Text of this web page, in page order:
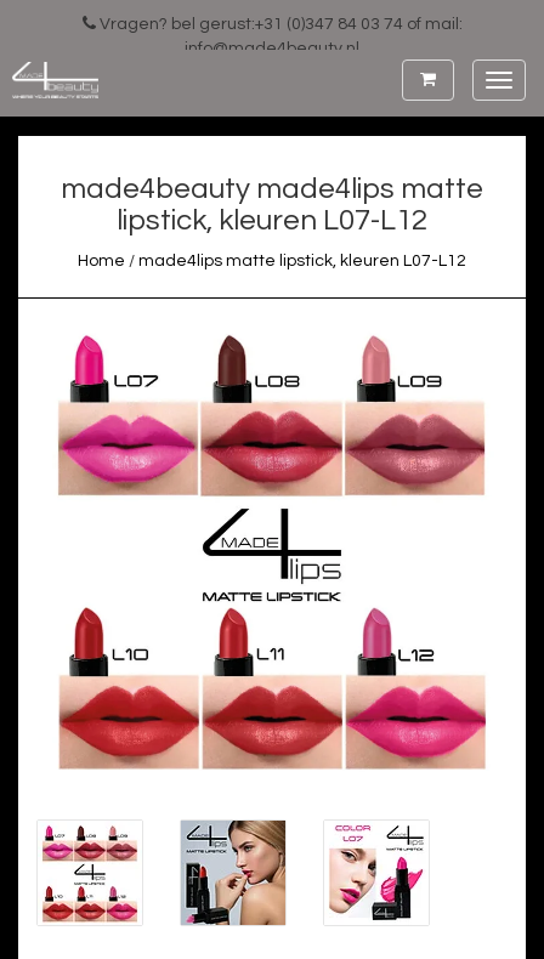
Vragen? bel gerust:+31 (0)347 84 03 74 of mail:
info@made4beauty.nl
made4beauty made4lips matte
lipstick, kleuren L07-L12
Home / made4lips matte lipstick, kleuren L07-L12